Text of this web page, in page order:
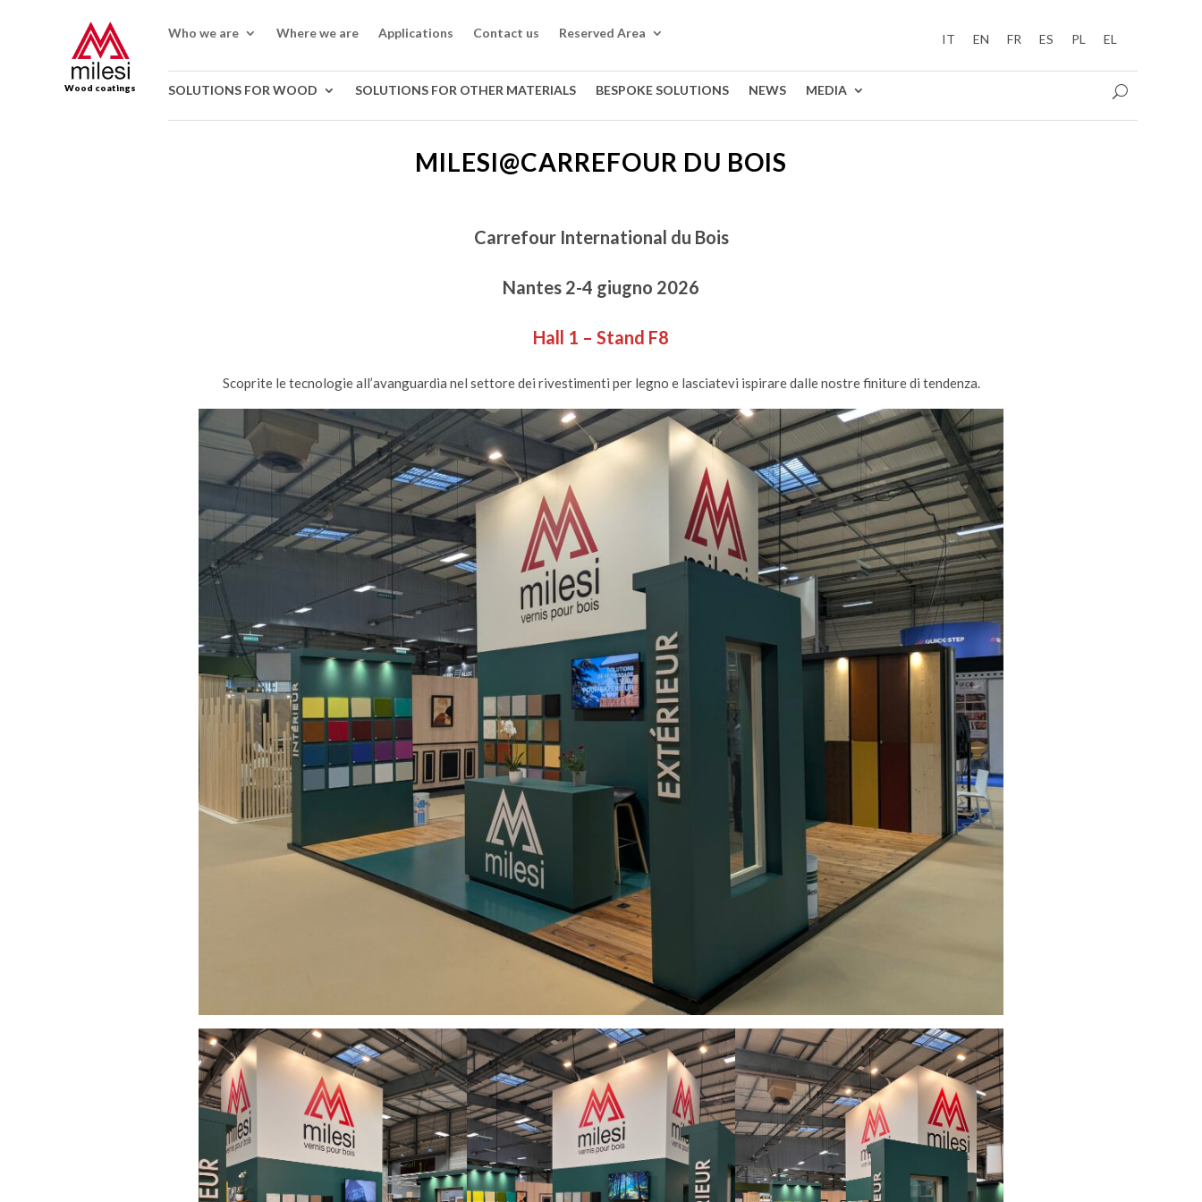
Wood coatings
Who we are Where we are Applications Contact us Reserved Area IT EN FR ES PL EL
SOLUTIONS FOR WOOD SOLUTIONS FOR OTHER MATERIALS BESPOKE SOLUTIONS NEWS MEDIA
MILESI@CARREFOUR DU BOIS
Carrefour International du Bois
Nantes 2-4 giugno 2026
Hall 1 – Stand F8
Scoprite le tecnologie all’avanguardia nel settore dei rivestimenti per legno e lasciatevi ispirare dalle nostre finiture di tendenza.